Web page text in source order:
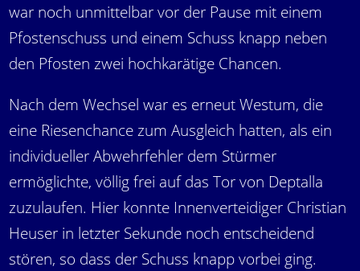
war noch unmittelbar vor der Pause mit einem
Pfostenschuss und einem Schuss knapp neben
den Pfosten zwei hochkarätige Chancen.
Nach dem Wechsel war es erneut Westum, die
eine Riesenchance zum Ausgleich hatten, als ein
individueller Abwehrfehler dem Stürmer
ermöglichte, völlig frei auf das Tor von Deptalla
zuzulaufen. Hier konnte Innenverteidiger Christian
Heuser in letzter Sekunde noch entscheidend
stören, so dass der Schuss knapp vorbei ging.